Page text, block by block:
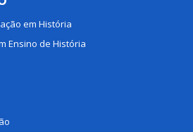
em História
Ensino de História